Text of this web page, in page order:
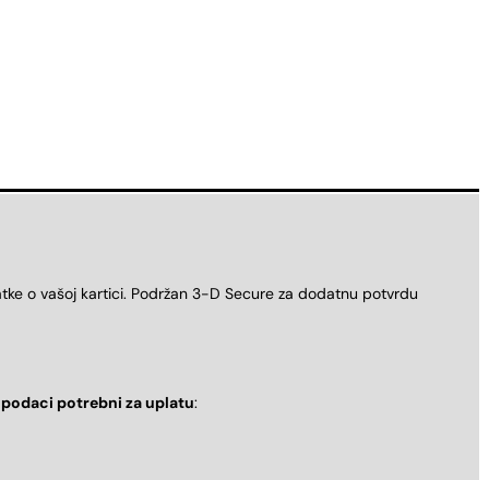
o vašoj kartici. Podržan 3-D Secure za dodatnu potvrdu
podaci potrebni za uplatu: